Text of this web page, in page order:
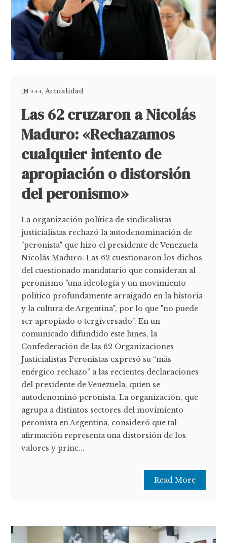
+++,Actualidad
Las 62 cruzaron a Nicolás
Maduro: «Rechazamos
cualquier intento de
apropiación o distorsión
del peronismo»
La organización política de sindicalistas
justicialistas rechazó la autodenominación de
"peronista" que hizo el presidente de Venezuela
Nicolás Maduro. Las 62 cuestionaron los dichos
del cuestionado mandatario que consideran al
peronismo "una ideología y un movimiento
político profundamente arraigado en la historia
y la cultura de Argentina", por lo que "no puede
ser apropiado o tergiversado". En un
comunicado difundido este lunes, la
Confederación de las 62 Organizaciones
Justicialistas Peronistas expresó su “más
enérgico rechazo” a las recientes declaraciones
del presidente de Venezuela, quien se
autodenominó peronista. La organización, que
agrupa a distintos sectores del movimiento
peronista en Argentina, consideró que tal
afirmación representa una distorsión de los
valores y princ...
Read More